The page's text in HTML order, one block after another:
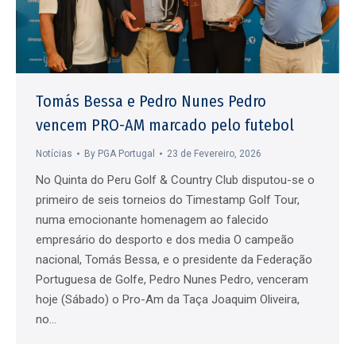
Tomás Bessa e Pedro Nunes Pedro
vencem PRO-AM marcado pelo futebol
Notícias By PGA Portugal 23 de Fevereiro, 2026
No Quinta do Peru Golf & Country Club disputou-se o
primeiro de seis torneios do Timestamp Golf Tour,
numa emocionante homenagem ao falecido
empresário do desporto e dos media O campeão
nacional, Tomás Bessa, e o presidente da Federação
Portuguesa de Golfe, Pedro Nunes Pedro, venceram
hoje (Sábado) o Pro-Am da Taça Joaquim Oliveira,
no…